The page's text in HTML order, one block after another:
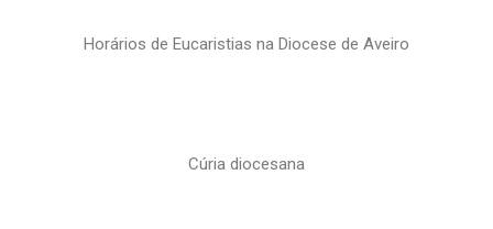
Horários de Eucaristias na Diocese de Aveiro
Cúria diocesana